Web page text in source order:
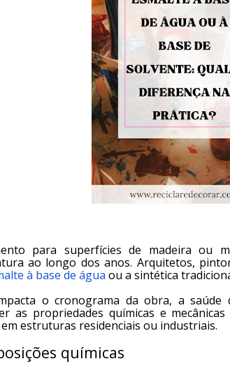
para superfícies de madeira ou
ao longo dos anos. Arquitetos,
à base de água ou a sintética
o cronograma da obra, a
as propriedades químicas e
estruturas residenciais ou industriais.
químicas